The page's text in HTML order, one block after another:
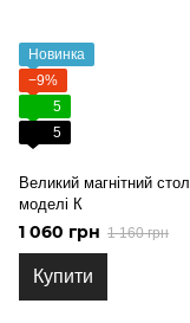
Новинка
−9%
5
5
Великий магнітний
моделі К
1 060 грн 1 160 грн
Купити